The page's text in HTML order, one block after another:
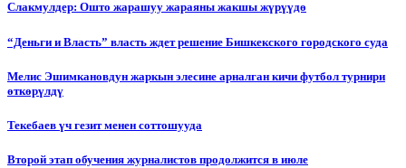
Слакмулдер: Ошто жарашуу жараяны жакшы жүрүүдө
“Деньги и Власть” власть ждет решение Бишкекского городского суда
Мелис Эшимкановдун жаркын элесине арналган кичи футбол турнири
өткөрүлдү
Текебаев үч гезит менен соттошууда
Второй этап обучения журналистов продолжится в июле